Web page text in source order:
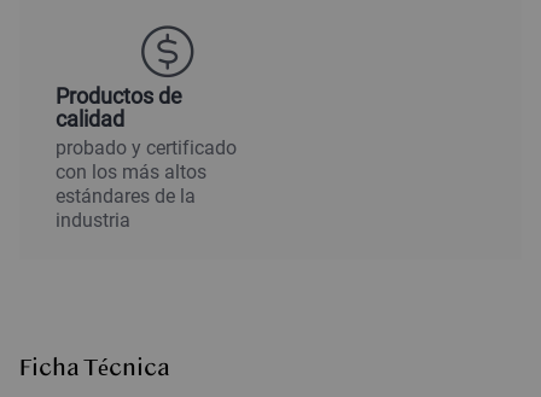
Productos de
calidad
probado y certificado
con los más altos
estándares de la
industria
Ficha Técnica